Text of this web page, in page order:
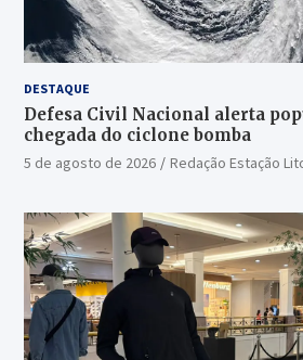
DESTAQUE
Defesa Civil Nacional alerta
chegada do ciclone bomba
5 de agosto de 2026 Redação Estação